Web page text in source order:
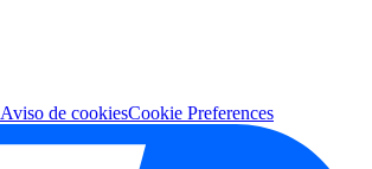
Aviso de cookiesCookie Preferences